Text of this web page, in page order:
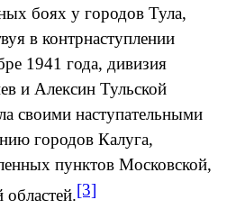
боях у городов Тула,
в контрнаступлении
1941 года, дивизия
и Алексин Тульской
своими наступательными
городов Калуга,
пунктов Московской,
[3]